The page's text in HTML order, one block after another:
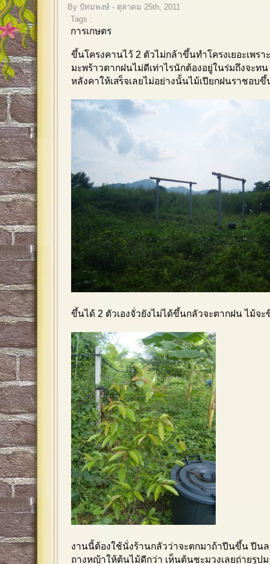
By ปัทมพงษ์ - ตุลาคม 25th, 2011
Tags :
การเกษตร
ขึ้นโครงคานไว้ 2 ตัวไม่กล้าขึ้นทำโครงเยอะเพรา
มะพร้าวตากฝนไม่ดีเท่าไรนักต้องอยู่ในร่มถึงจะท
หลังคาให้เสร็จเลยไม่อย่างนั้นไม้เปียกฝนราชอบขึ้
ขึ้นได้ 2 ตัวเองจั่วยังไม่ได้ขึ้นกลัวจะตากฝน ไม้จะ
งานนี้ต้องใช้นั่งร้านกลัวว่าจะตกมาถ้าปีนขึ้น ปีนล
ถางหญ้าให้ต้นไม้ดีกว่า เห็นต้นชะมวงเลยถ่ายรูป